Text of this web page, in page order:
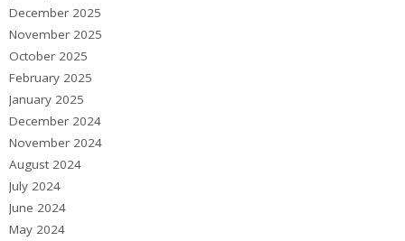
December 2025
November 2025
October 2025
February 2025
January 2025
December 2024
November 2024
August 2024
July 2024
June 2024
May 2024